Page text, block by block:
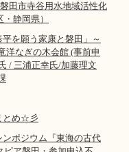
田市寺谷用水地域活性化
静岡県）
を願う家康と磐田」～
洋なぎの木会館 (事前申
/ 三浦正幸氏/加藤理文
とめ☆彡
ポジウム『東海の古代